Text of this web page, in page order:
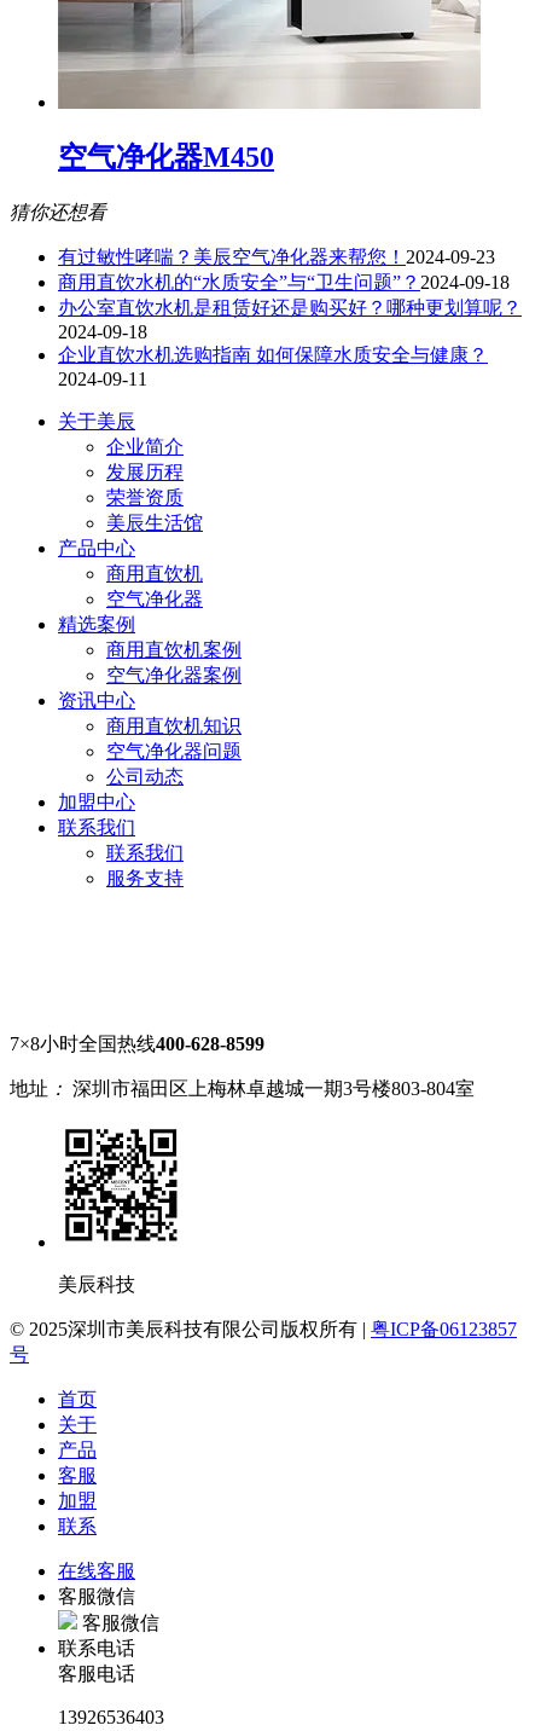
空气净化器M450
猜你还想看
有过敏性哮喘？美辰空气净化器来帮您！ 2024-09-23
商用直饮水机的“水质安全”与“卫生问题”？ 2024-09-18
办公室直饮水机是租赁好还是购买好？哪种更划算呢？
2024-09-18
企业直饮水机选购指南 如何保障水质安全与健康？
2024-09-11
关于美辰
企业简介
发展历程
荣誉资质
美辰生活馆
产品中心
商用直饮机
空气净化器
精选案例
商用直饮机案例
空气净化器案例
资讯中心
商用直饮机知识
空气净化器问题
公司动态
加盟中心
联系我们
联系我们
服务支持
7×8小时全国热线400-628-8599
地址 ： 深圳市福田区上梅林卓越城一期3号楼803-804室
美辰科技
© 2025深圳市美辰科技有限公司版权所有 | 粤ICP备06123857
号
首页
关于
产品
客服
加盟
联系
在线客服
客服微信
客服微信
联系电话
客服电话
13926536403